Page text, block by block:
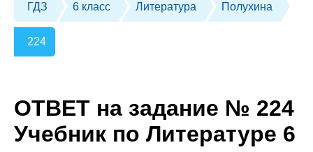
ГДЗ 6 класс Литература Полухина
224
ОТВЕТ на задание № 224
Учебник по Литературе 6